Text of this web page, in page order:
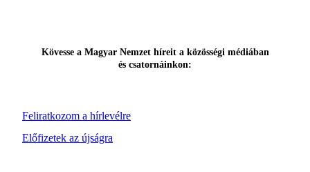
Feliratkozom a hírlevélre
Kövesse a Magyar Nemzet híreit a közösségi médiában
és csatornáinkon:
Előfizetek az újságra